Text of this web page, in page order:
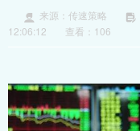
来源：传速策略
12:06:12
查看：106